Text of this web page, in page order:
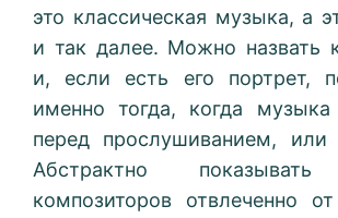
это классическая музыка, а
и так далее. Можно назвать
и, если есть его портрет,
именно тогда, когда
перед прослушиванием, или
Абстрактно
композиторов отвлеченно